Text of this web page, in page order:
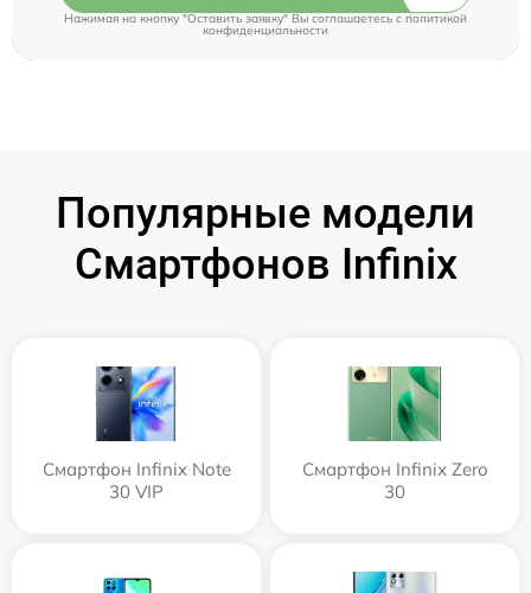
Нажимая на кнопку "Оставить заявку" Вы соглашаетесь cполитикой
конфиденциальности
Популярные модели
Смартфонов Infinix
Смартфон Infinix Note
30 VIP
Смартфон Infinix Zero
30